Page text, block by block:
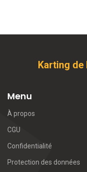
Karting de
Menu
À propos
CGU
Confidentialité
Protection des données